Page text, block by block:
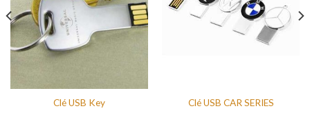
Clé USB Key Clé USB CAR SERIES